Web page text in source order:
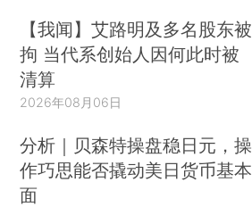
【我闻】艾路明及多名股东被
拘 当代系创始人因何此时被
清算
2026年08月06日
分析｜贝森特操盘稳日元，操
作巧思能否撬动美日货币基本
面